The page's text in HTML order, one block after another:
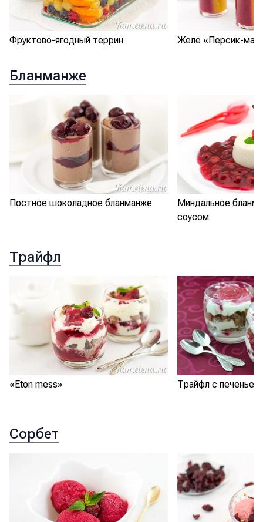
Фруктово-ягодный террин Желе «Персик-
Бланманже
Постное шоколадное бланманже
Миндальное
соусом
Трайфл
«Eton mess» Трайфл с печеньем
Сорбет